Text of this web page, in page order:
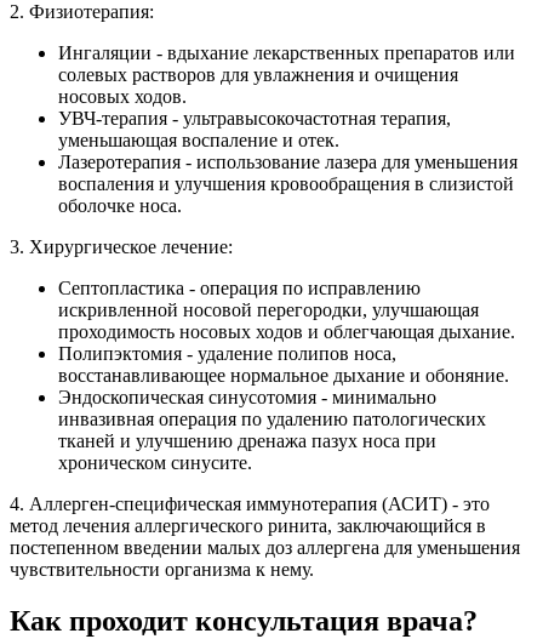
2. Физиотерапия:
Ингаляции - вдыхание лекарственных препаратов или
солевых растворов для увлажнения и очищения
носовых ходов.
УВЧ-терапия - ультравысокочастотная терапия,
уменьшающая воспаление и отек.
Лазеротерапия - использование лазера для уменьшения
воспаления и улучшения кровообращения в слизистой
оболочке носа.
3. Хирургическое лечение:
Септопластика - операция по исправлению
искривленной носовой перегородки, улучшающая
проходимость носовых ходов и облегчающая дыхание.
Полипэктомия - удаление полипов носа,
восстанавливающее нормальное дыхание и обоняние.
Эндоскопическая синусотомия - минимально
инвазивная операция по удалению патологических
тканей и улучшению дренажа пазух носа при
хроническом синусите.
4. Аллерген-специфическая иммунотерапия (АСИТ) - это
метод лечения аллергического ринита, заключающийся в
постепенном введении малых доз аллергена для уменьшения
чувствительности организма к нему.
Как проходит консультация врача?